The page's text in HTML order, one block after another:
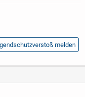
melden